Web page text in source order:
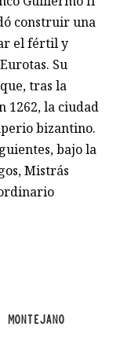
construir una
el fértil y
Su
tras la
1262, la ciudad
bizantino.
bajo la
Mistrás